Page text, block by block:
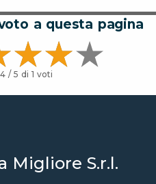
a questa pagina
4 / 5 di 1 voti
Migliore S.r.l.